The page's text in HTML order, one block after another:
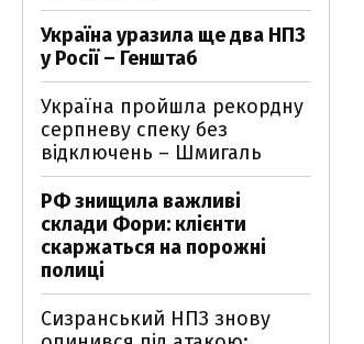
Україна уразила ще два НПЗ
у Росії – Генштаб
Україна пройшла рекордну
серпневу спеку без
відключень – Шмигаль
РФ знищила важливі
склади Фори: клієнти
скаржаться на порожні
полиці
Сизранський НПЗ знову